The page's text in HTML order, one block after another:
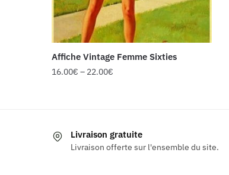
Affiche Vintage Femme Sixties
16.00€ – 22.00€
plusieurs
variations.
Livraison gratuite
Livraison offerte sur l'ensemble du site.